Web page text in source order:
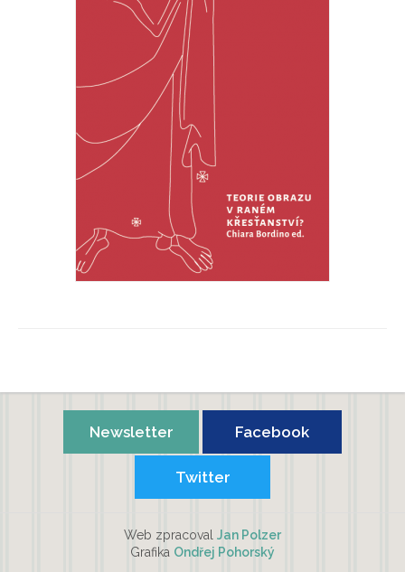
Newsletter Facebook
Twitter
Web zpracoval Jan Polzer
Grafika Ondřej Pohorský